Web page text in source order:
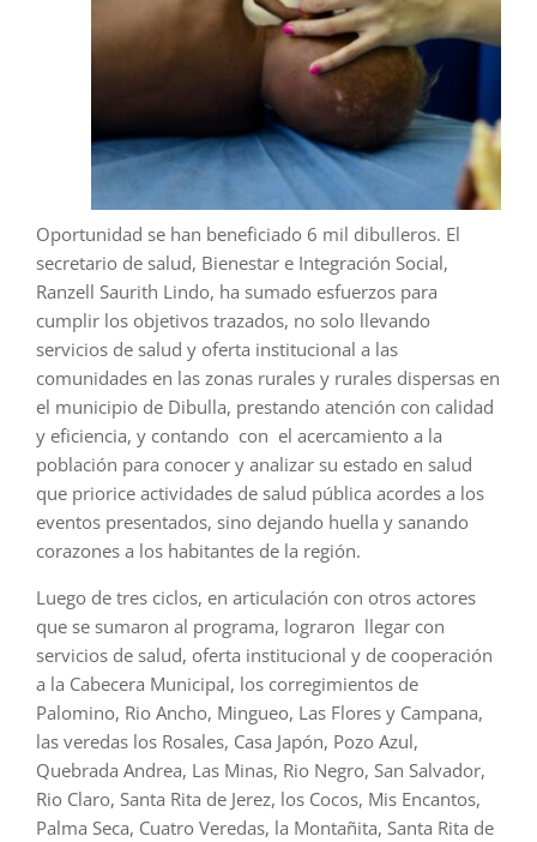
Oportunidad se han beneficiado 6 mil dibulleros. El
secretario de salud, Bienestar e Integración Social,
Ranzell Saurith Lindo, ha sumado esfuerzos para
cumplir los objetivos trazados, no solo llevando
servicios de salud y oferta institucional a las
comunidades en las zonas rurales y rurales dispersas en
el municipio de Dibulla, prestando atención con calidad
y eficiencia, y contando con el acercamiento a la
población para conocer y analizar su estado en salud
que priorice actividades de salud pública acordes a los
eventos presentados, sino dejando huella y sanando
corazones a los habitantes de la región.
Luego de tres ciclos, en articulación con otros actores
que se sumaron al programa, lograron llegar con
servicios de salud, oferta institucional y de cooperación
a la Cabecera Municipal, los corregimientos de
Palomino, Rio Ancho, Mingueo, Las Flores y Campana,
las veredas los Rosales, Casa Japón, Pozo Azul,
Quebrada Andrea, Las Minas, Rio Negro, San Salvador,
Rio Claro, Santa Rita de Jerez, los Cocos, Mis Encantos,
Palma Seca, Cuatro Veredas, la Montañita, Santa Rita de